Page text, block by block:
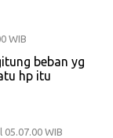
WIB
beban yg
hp itu
WIB